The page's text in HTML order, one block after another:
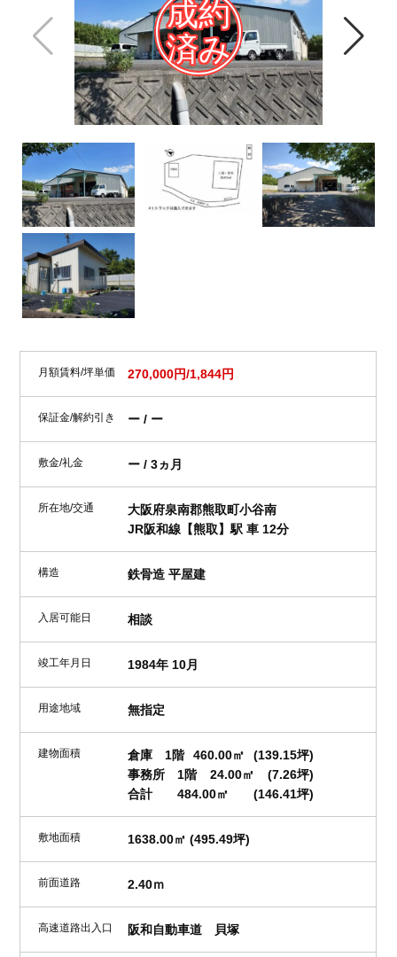
月額賃料/坪単価 270,000円/1,844円
保証金/解約引き ー / ー
敷金/礼金 ー / 3ヵ月
所在地/交通
大阪府泉南郡熊取町小谷南
JR阪和線【熊取】駅 車 12分
構造 鉄骨造 平屋建
入居可能日 相談
竣工年月日 1984年 10月
用途地域 無指定
建物面積 倉庫 1階 460.00㎡
(139.15坪)
事務所 1階
24.00㎡
(7.26坪)
合計
484.00㎡ (146.41坪)
敷地面積 1638.00㎡ (495.49坪)
前面道路 2.40ｍ
高速道路出入口 阪和自動車道 貝塚